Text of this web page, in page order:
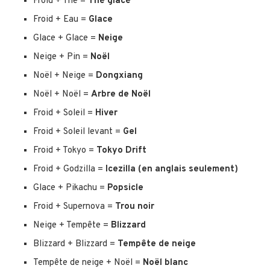
Froid + Eau = Glace
Glace + Glace = Neige
Neige + Pin = Noël
Noël + Neige = Dongxiang
Noël + Noël = Arbre de Noël
Froid + Soleil = Hiver
Froid + Soleil levant = Gel
Froid + Tokyo = Tokyo Drift
Froid + Godzilla = Icezilla (en anglais seulement)
Glace + Pikachu = Popsicle
Froid + Supernova = Trou noir
Neige + Tempête = Blizzard
Blizzard + Blizzard = Tempête de neige
Tempête de neige + Noël = Noël blanc